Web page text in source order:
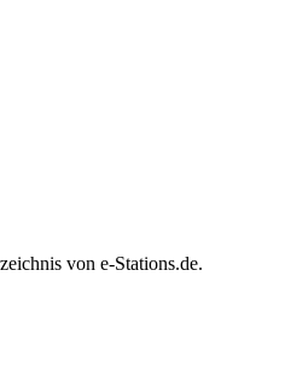
von e-Stations.de.